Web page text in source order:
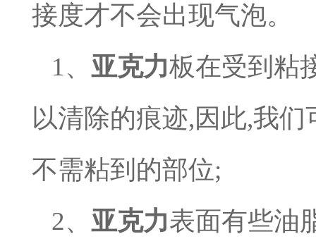
接度才不会出现气泡。
1 、 亚克力板在受到粘
以清除的痕迹,因此,我们
不需粘到的部位;
2、 亚克力表面有些油